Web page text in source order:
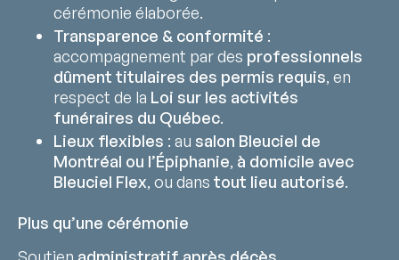
cérémonie élaborée.
Transparence & conformité :
accompagnement par des professionnels
dûment titulaires des permis requis, en
respect de la Loi sur les activités
funéraires du Québec.
Lieux flexibles : au salon Bleuciel de
Montréal ou l’Épiphanie, à domicile avec
Bleuciel Flex, ou dans tout lieu autorisé.
Plus qu’une cérémonie